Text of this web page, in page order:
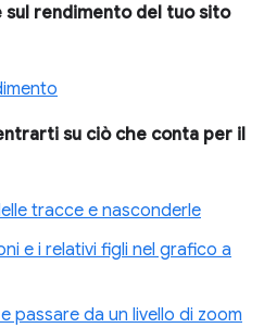
rendimento del tuo sito
su ciò che conta per il
tracce e nasconderle
e i relativi figli nel grafico a
passare da un livello di zoom